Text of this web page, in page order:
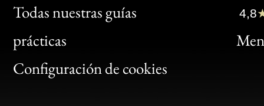
Todas nuestras guías
prácticas
Configuración de cookies
Clic
Bon
4,8